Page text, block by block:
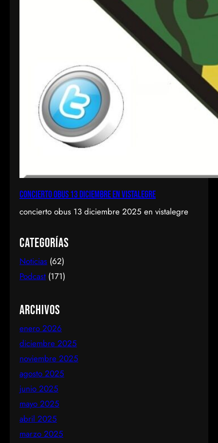
concierto obus 13 diciembre en vistalegre
concierto obus 13 diciembre 2025 en vistalegre
Categorías
Noticias (62)
Podcast (171)
Archivos
enero 2026
diciembre 2025
noviembre 2025
agosto 2025
junio 2025
mayo 2025
abril 2025
marzo 2025